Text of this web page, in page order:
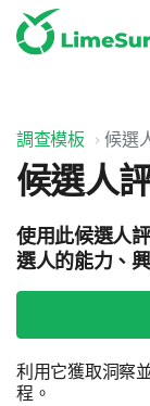
調查模板 候選
候選人
使用此候選人
選人的能力、
利用它獲取洞察
程。